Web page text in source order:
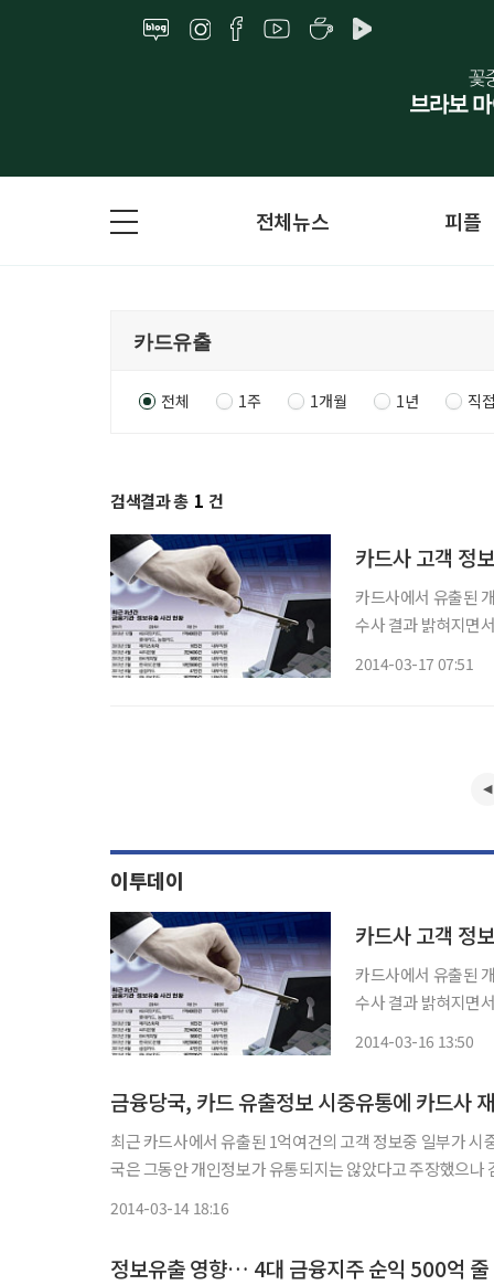
전체뉴스 피플
전체 1주 1개월 1년 직
검색결과 총 1 건
카드사 고객 정
카드사에서 유출된
수사 결과 밝혀지면
2014-03-17 07:51
이투데이
카드사 고객 정
카드사에서 유출된
수사 결과 밝혀지면
2014-03-16 13:50
금융당국, 카드 유출정보 시중유통에 카드사
최근 카드사에서 유출된 1억여건의 고객 정보중 일부가
국은 그동안 개인정보가 유통되지는 않았다고 주장했으나
2014-03-14 18:16
정보유출 영향… 4대 금융지주 순익 500억 줄